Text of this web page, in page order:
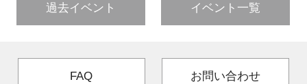
過去イベント イベント一覧
FAQ お問い合わせ